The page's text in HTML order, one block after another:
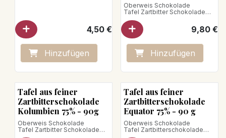
4,50€
Hinzufügen
Oberweis Schokolade
Tafel Zartbitter Schokolade
Papua-Neuguinea.
Von tiefer Intensität, besitzt
diese Schokolade Aromen von
frischen Früchten und braunem
Karamell mit holzigen Noten,
die an Eiche, Vanille oder
Haselnüsse erinnern.
Nettogewicht: 90g
Veganes Produkt
9,80€
Hinzufügen
Bean to Bar
Tafel aus feiner
Zartbitterschokolade
Kolumbien 75% - 90g
Oberweis Schokolade
Tafel Zartbitter Schokolade
Herkunft Kolumbien.
Bean to Bar
Tafel aus feiner
Zartbitterschokolade
Equator 75% - 90 g
Oberweis Schokolade
Tafel Zartbitterschokolade
Ecuador Arriba 75%